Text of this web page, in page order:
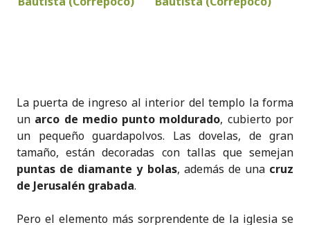
La puerta de ingreso al interior del templo la forma
un arco de medio punto moldurado, cubierto por
un pequeño guardapolvos. Las dovelas, de gran
tamaño, están decoradas con tallas que semejan
puntas de diamante y bolas, además de una cruz
de Jerusalén grabada.
Pero el elemento más sorprendente de la iglesia se